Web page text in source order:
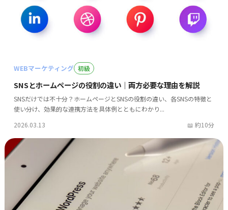
WEBマーケティング 初級
SNSとホームページの役割の違い｜両方必要な理由を解説
SNSだけでは不十分？ホームページとSNSの役割の違い、各SNSの特徴と
使い分け、効果的な連携方法を具体例とともにわかり...
2026.03.13
約10分